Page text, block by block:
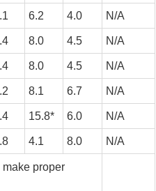
6.2 4.0 N/A
8.0 4.5 N/A
8.0 4.5 N/A
8.1 6.7 N/A
15.8* 6.0 N/A
4.1 8.0 N/A
proper